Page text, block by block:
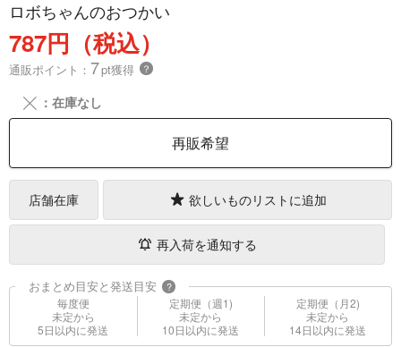
ロボちゃんのおつかい
787円（税込）
通販ポイント： 7pt獲得 ？
╳ ：在庫なし
再販希望
店舗在庫 欲しいものリストに追加
再入荷を通知する
おまとめ目安と発送目安 ?
毎度便
未定から
5日以内に発送
定期便（週1)
未定から
10日以内に発送
定期便（月2)
未定から
14日以内に発送